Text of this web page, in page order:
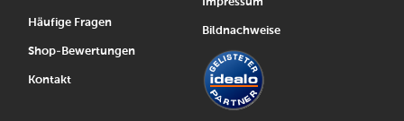
Häufige Fragen
Shop-Bewertungen
Kontakt
Bildnachweise